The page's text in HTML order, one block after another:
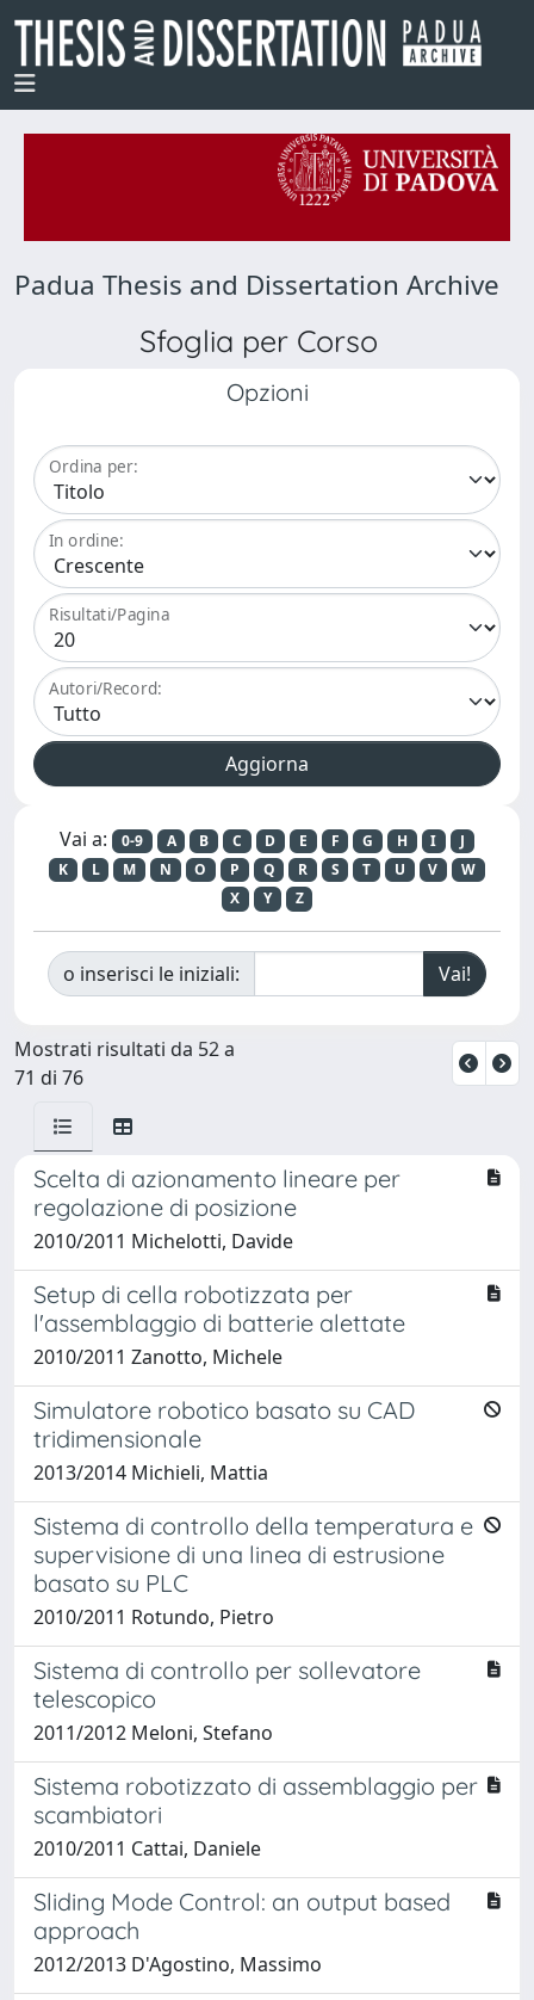
Padua Thesis and Dissertation Archive
Sfoglia per Corso
Opzioni
Ordina per:
In ordine:
Risultati/Pagina
Autori/Record:
Vai a: 0-9 A B C D E F G H I
J
K
L M N O P Q R S T U V
W
X
Y Z
o inserisci le iniziali:
Mostrati risultati da 52 a
71 di 76
Scelta di azionamento lineare per
regolazione di posizione
2010/2011 Michelotti, Davide
Setup di cella robotizzata per
l'assemblaggio di batterie alettate
2010/2011 Zanotto, Michele
Simulatore robotico basato su CAD
tridimensionale
2013/2014 Michieli, Mattia
Sistema di controllo della temperatura e
supervisione di una linea di estrusione
basato su PLC
2010/2011 Rotundo, Pietro
Sistema di controllo per sollevatore
telescopico
2011/2012 Meloni, Stefano
Sistema robotizzato di assemblaggio per
scambiatori
2010/2011 Cattai, Daniele
Sliding Mode Control: an output based
approach
2012/2013 D'Agostino, Massimo